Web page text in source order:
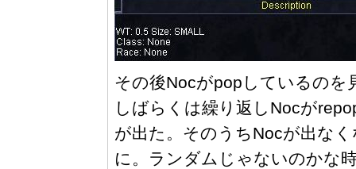
その後Nocがpopしているの
しばらくは繰り返しNocが
が出た。そのうちNocが出な
に。ランダムじゃないのかな